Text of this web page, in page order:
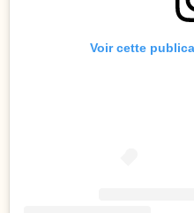
Voir cette